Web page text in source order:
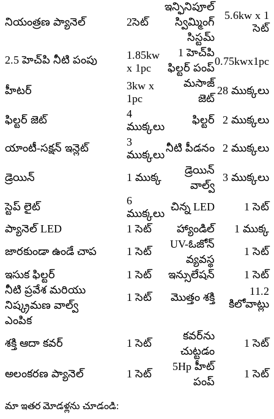
నియంత్రణ ప్యానెల్ 2సెట్
ఇన్ఫినిపూల్
స్విమ్మింగ్
సిస్టమ్
5.6kw x 1
సెట్
2.5 హెచ్‌పి నీటి పంపు
1.85kw
x 1pc
1 హెచ్‌పి
ఫిల్టర్ పంప్
0.75kwx1pc
హీటర్
3kw x
1pc
మసాజ్
జెట్
28 ముక్కలు
ఫిల్టర్ జెట్
4
ముక్కలు
ఫిల్టర్ 2 ముక్కలు
యాంటీ-సక్షన్ ఇన్లెట్
3
ముక్కలు
నీటి పీడనం 2 ముక్కలు
డ్రెయిన్ 1 ముక్క
డ్రెయిన్
వాల్వ్
3 ముక్కలు
స్టెప్ లైట్
6
ముక్కలు
చిన్న LED
1 సెట్
ప్యానెల్ LED
1 సెట్ హ్యాండిల్
1 ముక్క
జారకుండా ఉండే చాప
1 సెట్
UV-ఓజోన్
వ్యవస్థ
1 సెట్
ఇసుక ఫిల్టర్
1 సెట్ ఇన్సులేషన్
1 సెట్
నీటి ప్రవేశ మరియు
నిష్క్రమణ వాల్వ్
1 సెట్ మొత్తం శక్తి
11.2
కిలోవాట్లు
ఎంపిక
శక్తి ఆదా కవర్
1 సెట్
కవర్‌ను
చుట్టడం
1 సెట్
అలంకరణ ప్యానెల్ 1 సెట్
5Hp హీట్
పంప్
1 సెట్
మా ఇతర మోడళ్లను చూడండి: